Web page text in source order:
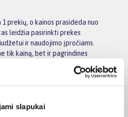
slapukai
prekių, o kainos prasideda nuo
leidžia pasirinkti prekes
ir naudojimo įpročiams.
tik kainą, bet ir pagrindines
Revox prekes tarpusavyje.
kriterijus, pristatymo